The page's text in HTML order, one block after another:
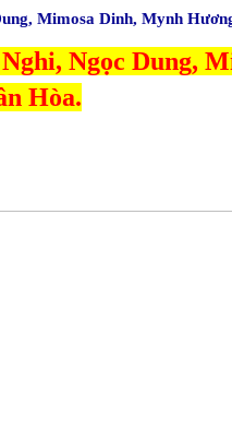
Mimosa Dinh, Mynh
Ngọc Dung,
Hòa.